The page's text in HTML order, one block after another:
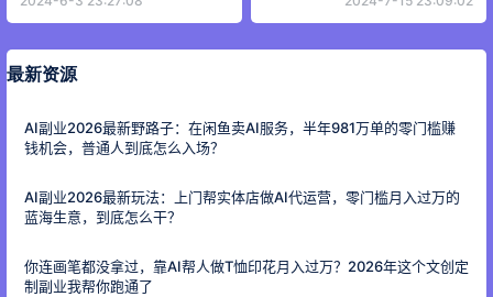
最新资源
AI副业2026最新野路子：在闲鱼卖AI服务，半年981万单的零门槛赚
钱机会，普通人到底怎么入场？
AI副业2026最新玩法：上门帮实体店做AI代运营，零门槛月入过万的
蓝海生意，到底怎么干？
你连画笔都没拿过，靠AI帮人做T恤印花月入过万？2026年这个文创定
制副业我帮你跑通了